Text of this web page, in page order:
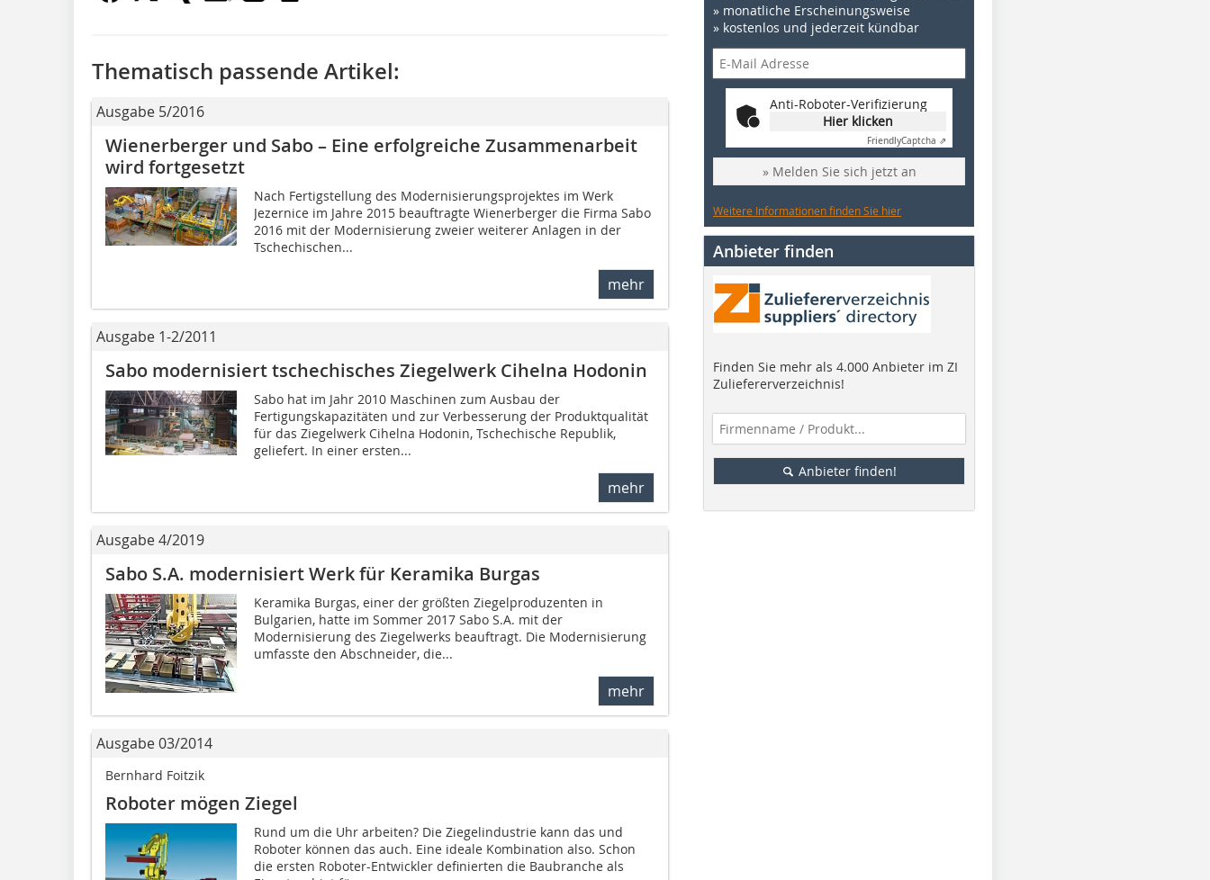
Thematisch passende Artikel:
Ausgabe 5/2016
Wienerberger und Sabo – Eine erfolgreiche Zusammenarbeit
wird fortgesetzt
Nach Fertigstellung des Modernisierungsprojektes im Werk
Jezernice im Jahre 2015 beauftragte Wienerberger die Firma Sabo
2016 mit der Modernisierung zweier weiterer Anlagen in der
Tschechischen...
mehr
Ausgabe 1-2/2011
Sabo modernisiert tschechisches Ziegelwerk Cihelna Hodonin
Sabo hat im Jahr 2010 Maschinen zum Ausbau der
Fertigungskapazitäten und zur Verbesserung der Produktqualität
für das Ziegel­werk Cihelna Hodonin, Tschechische Republik,
geliefert. In einer ersten...
mehr
Ausgabe 4/2019
Sabo S.A. modernisiert Werk für Keramika Burgas
Keramika Burgas, einer der größten Ziegelproduzenten in
Bulgarien, hatte im Sommer 2017 Sabo S.A. mit der
Modernisierung des Ziegelwerks beauftragt. Die Modernisierung
umfasste den Abschneider, die...
mehr
Ausgabe 03/2014
Bernhard Foitzik
Roboter mögen Ziegel
Rund um die Uhr arbeiten? Die Ziegelindustrie kann das und
Roboter können das auch. Eine ideale Kombination also. Schon
die ersten Roboter-Entwickler definierten die Baubranche als
» monatliche Erscheinungsweise
» kostenlos und jederzeit kündbar
Anti-Roboter-Verifizierung
Hier klicken
FriendlyCaptcha ⇗
» Melden Sie sich jetzt an
Weitere Informationen finden Sie hier
Anbieter finden
Finden Sie mehr als 4.000 Anbieter im ZI
Zuliefererverzeichnis!
Anbieter finden!